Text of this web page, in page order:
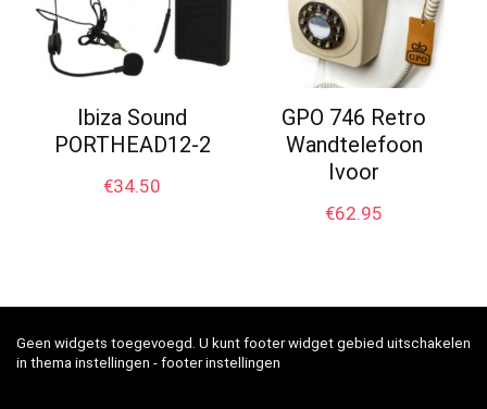
Ibiza Sound
PORTHEAD12-2
€34.50
GPO 746 Retro
Wandtelefoon
Ivoor
€62.95
Geen widgets toegevoegd. U kunt footer widget gebied uitschakelen
in thema instellingen - footer instellingen